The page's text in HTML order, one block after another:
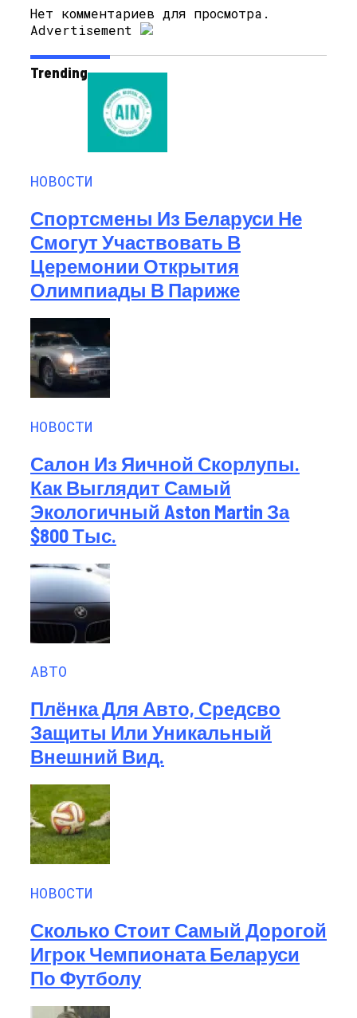
Нет комментариев для просмотра.
Advertisement
Trending
НОВОСТИ
Спортсмены Из Беларуси Не
Смогут Участвовать В
Церемонии Открытия
Олимпиады В Париже
НОВОСТИ
Салон Из Яичной Скорлупы.
Как Выглядит Самый
Экологичный Aston Martin За
$800 Тыс.
АВТО
Плёнка Для Авто, Средсво
Защиты Или Уникальный
Внешний Вид.
НОВОСТИ
Сколько Стоит Самый Дорогой
Игрок Чемпионата Беларуси
По Футболу